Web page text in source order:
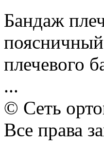
Бандаж
плечевого
...
© Сеть
Все права